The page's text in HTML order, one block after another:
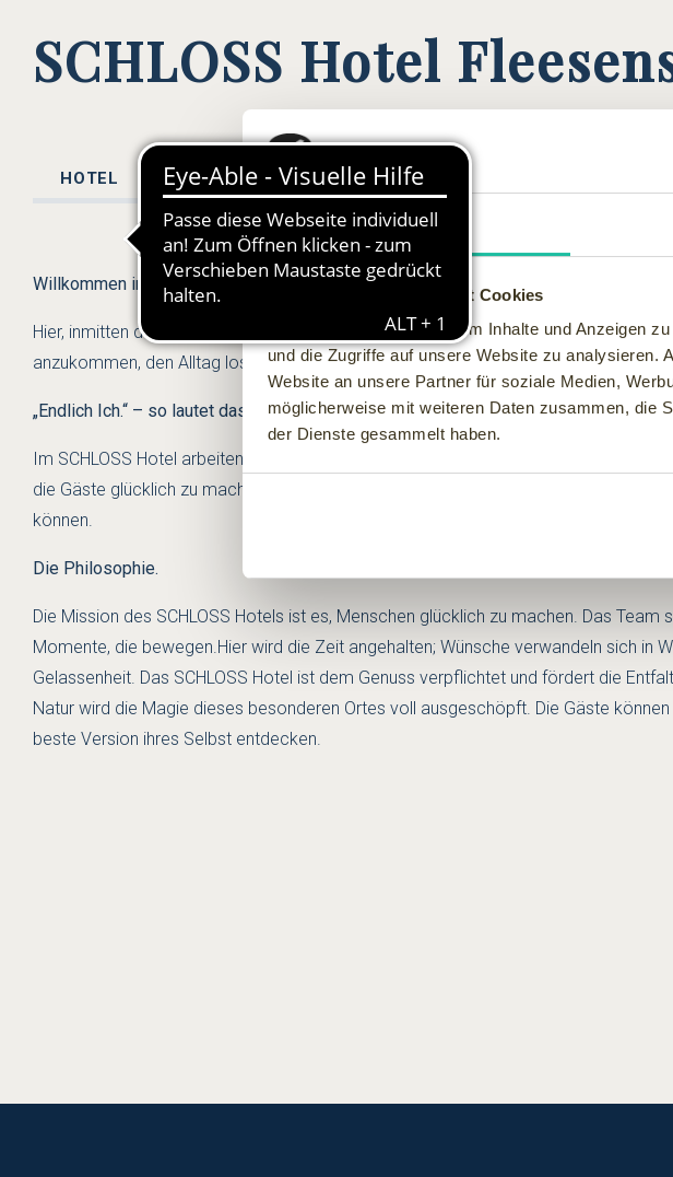
Zustimmung
Diese Webseite verwendet Cookies
Wir verwenden Cookies, um Inhalte und Anzeigen
und die Zugriffe auf unsere Website zu analysieren.
Website an unsere Partner für soziale Medien,
möglicherweise mit weiteren Daten zusammen, die
der Dienste gesammelt haben.
SCHLOSS Hotel
HOTEL ZIMMER WELLNESS
Willkommen im SCHLOSS Hotel.
Hier, inmitten der Ruhe und Abgeschiedenheit einer einzigartigen Natur, bietet sich
anzukommen, den Alltag loszulassen und neue Kraft zu tanken. Die Zeit hier lädt
„Endlich Ich.“ – so lautet das Motto und der Leitsatz dieses Hauses.
Im SCHLOSS Hotel arbeiten besondere Menschen mit außergewöhnlichen
die Gäste glücklich zu machen. Das „Endlich Ich.“-Gefühl entfaltet hier eine
können.
Die Philosophie.
Die Mission des SCHLOSS Hotels ist es, Menschen glücklich zu machen. Das
Momente, die bewegen.Hier wird die Zeit angehalten; Wünsche verwandeln sich in
Gelassenheit. Das SCHLOSS Hotel ist dem Genuss verpflichtet und fördert die
Natur wird die Magie dieses besonderen Ortes voll ausgeschöpft. Die Gäste
beste Version ihres Selbst entdecken.